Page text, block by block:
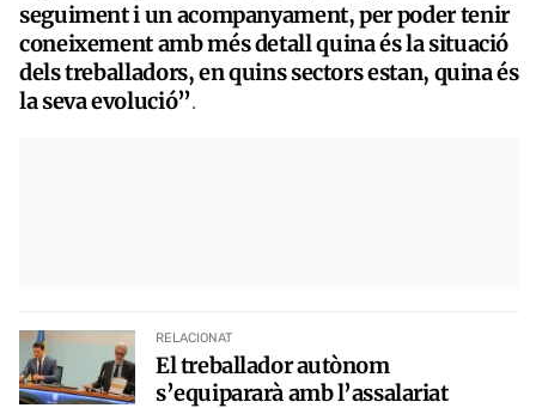
seguiment i un acompanyament, per poder tenir
coneixement amb més detall quina és la situació
dels treballadors, en quins sectors estan, quina és
la seva evolució”.
RELACIONAT
El treballador autònom
s’equipararà amb l’assalariat